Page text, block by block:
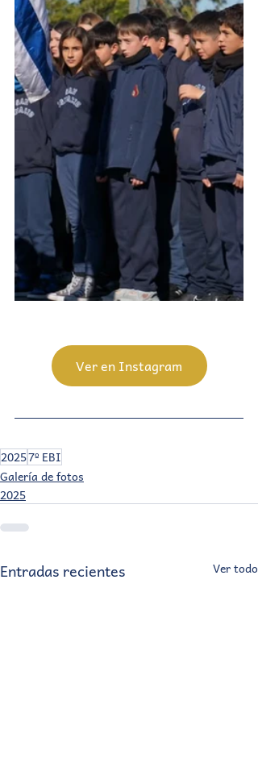
Ver en Instagram
20257º EBI
Galería de fotos
2025
Entradas recientes Ver todo